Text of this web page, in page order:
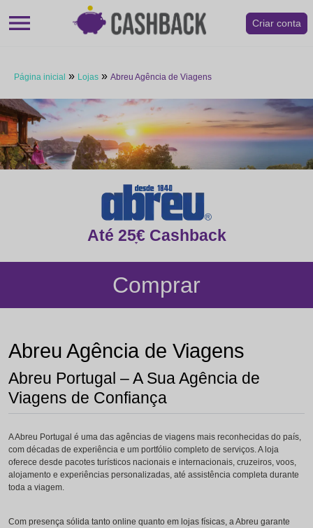
menu Criar conta
Página inicial » Lojas » Abreu Agência de Viagens
Até 25ָ€ Cashback
Comprar
Abreu Agência de Viagens
Abreu Portugal – A Sua Agência de
Viagens de Confiança
A Abreu Portugal é uma das agências de viagens mais reconhecidas do país,
com décadas de experiência e um portfólio completo de serviços. A loja
oferece desde pacotes turísticos nacionais e internacionais, cruzeiros, voos,
alojamento e experiências personalizadas, até assistência completa durante
toda a viagem.
Com presença sólida tanto online quanto em lojas físicas, a Abreu garante